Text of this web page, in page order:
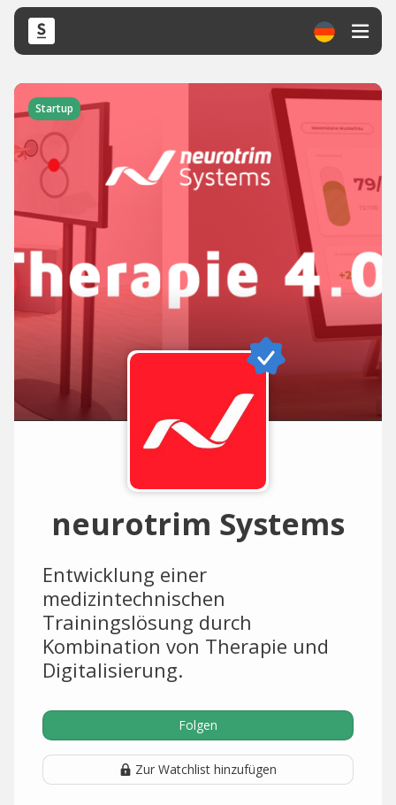
Startup
neurotrim Systems
Entwicklung einer
medizintechnischen
Trainingslösung durch
Kombination von Therapie und
Digitalisierung.
Folgen
Zur Watchlist hinzufügen